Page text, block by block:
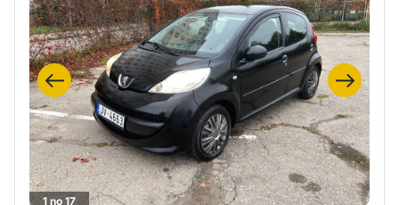
1 no 17